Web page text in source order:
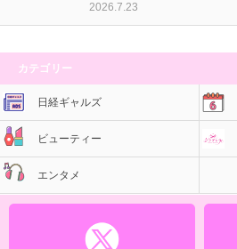
2026.7.23
カテゴリー
日経ギャルズ
ビューティー
エンタメ